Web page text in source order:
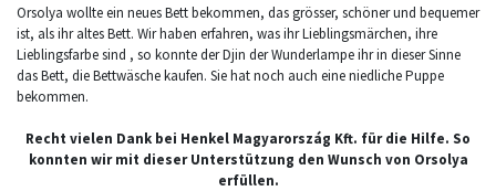
Orsolya wollte ein neues Bett bekommen, das grösser, schöner und bequemer
ist, als ihr altes Bett. Wir haben erfahren, was ihr Lieblingsmärchen, ihre
Lieblingsfarbe sind , so konnte der Djin der Wunderlampe ihr in dieser Sinne
das Bett, die Bettwäsche kaufen. Sie hat noch auch eine niedliche Puppe
bekommen.
Recht vielen Dank bei Henkel Magyarország Kft. für die Hilfe. So
konnten wir mit dieser Unterstützung den Wunsch von Orsolya
erfüllen.